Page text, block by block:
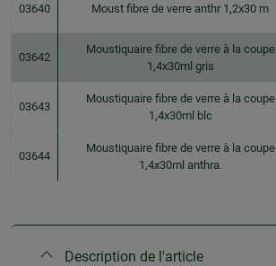
03640 Moust fibre de verre anthr 1,2x30 m
03642
Moustiquaire fibre de verre à la coupe
1,4x30ml gris
03643
Moustiquaire fibre de verre à la coupe
1,4x30ml blc
03644
Moustiquaire fibre de verre à la coupe
1,4x30ml anthra.
Description de l'article